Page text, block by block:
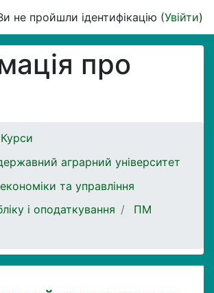
не пройшли ідентифікацію (Увійти)
про
Курси
аграрний університет
та управління
і оподаткування
ПМ